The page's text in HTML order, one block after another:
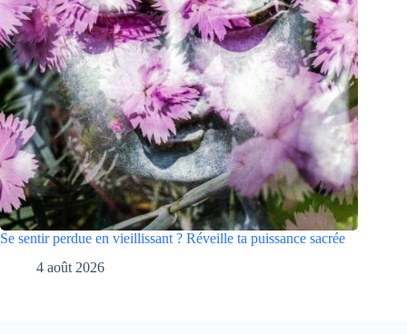
Se sentir perdue en vieillissant ? Réveille ta puissance sacrée
4 août 2026